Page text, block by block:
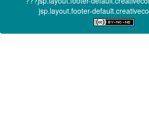
jsp.layout.footer-